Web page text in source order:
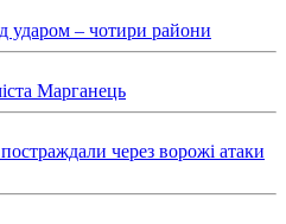
ударом – чотири райони
Марганець
через ворожі атаки